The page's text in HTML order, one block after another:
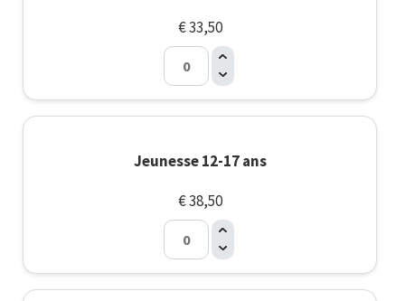
€ 33,50
Jeunesse 12-17 ans
€ 38,50